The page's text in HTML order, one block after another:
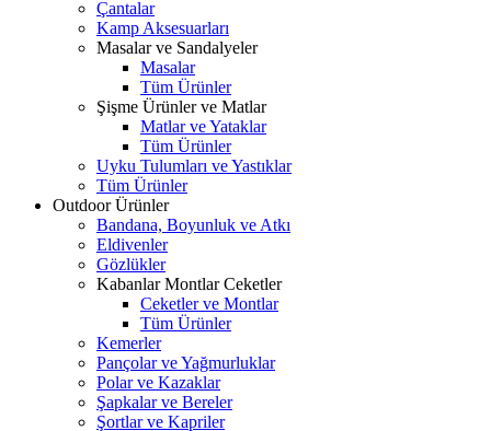
Çantalar
Kamp Aksesuarları
Masalar ve Sandalyeler
Masalar
Tüm Ürünler
Şişme Ürünler ve Matlar
Matlar ve Yataklar
Tüm Ürünler
Uyku Tulumları ve Yastıklar
Tüm Ürünler
Outdoor Ürünler
Bandana, Boyunluk ve Atkı
Eldivenler
Gözlükler
Kabanlar Montlar Ceketler
Ceketler ve Montlar
Tüm Ürünler
Kemerler
Pançolar ve Yağmurluklar
Polar ve Kazaklar
Şapkalar ve Bereler
Şortlar ve Kapriler